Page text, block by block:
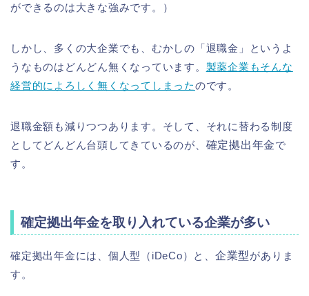
ができるのは大きな強みです。）
しかし、多くの大企業でも、むかしの「退職金」というよ
うなものはどんどん無くなっています。 製薬企業もそんな
経営的によろしく無くなってしまったのです。
退職金額も減りつつあります。そして、それに替わる制度
としてどんどん台頭してきているのが、 確定拠出年金で
す。
確定拠出年金を取り入れている企業が多い
確定拠出年金には、個人型（iDeCo）と、 企業型がありま
す。